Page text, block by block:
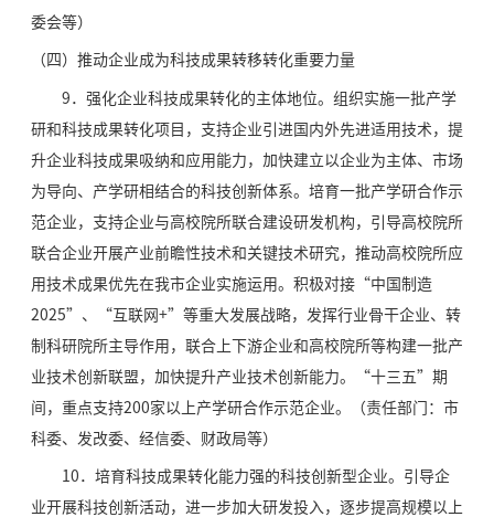
委会等）
（四）推动企业成为科技成果转移转化重要力量
9．强化企业科技成果转化的主体地位。组织实施一批产学
研和科技成果转化项目，支持企业引进国内外先进适用技术，提
升企业科技成果吸纳和应用能力，加快建立以企业为主体、市场
为导向、产学研相结合的科技创新体系。培育一批产学研合作示
范企业，支持企业与高校院所联合建设研发机构，引导高校院所
联合企业开展产业前瞻性技术和关键技术研究，推动高校院所应
用技术成果优先在我市企业实施运用。积极对接“中国制造
2025”、“互联网+”等重大发展战略，发挥行业骨干企业、转
制科研院所主导作用，联合上下游企业和高校院所等构建一批产
业技术创新联盟，加快提升产业技术创新能力。“十三五”期
间，重点支持200家以上产学研合作示范企业。（责任部门：市
科委、发改委、经信委、财政局等）
10．培育科技成果转化能力强的科技创新型企业。引导企
业开展科技创新活动，进一步加大研发投入，逐步提高规模以上